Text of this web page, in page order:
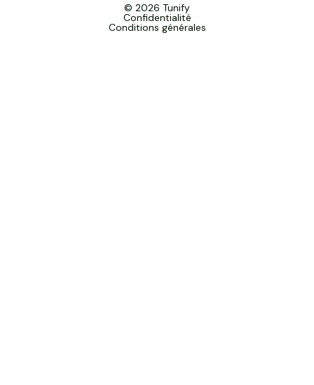
© 2026 Tunify
Confidentialité
Conditions générales